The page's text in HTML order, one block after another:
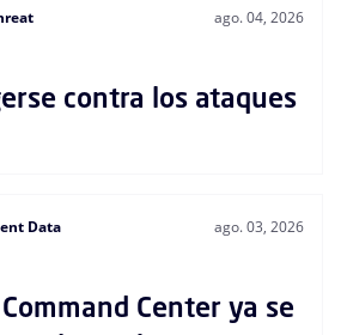
ago. 04, 2026
contra los ataques
Data
ago. 03, 2026
Center ya se